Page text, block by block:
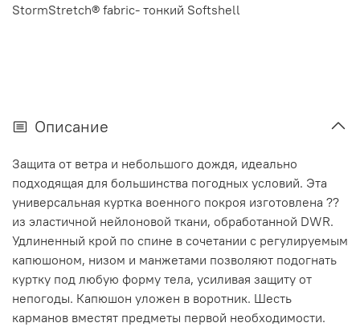
StormStretch® fabric- тонкий Softshell
Описание
Защита от ветра и небольшого дождя, идеально
подходящая для большинства погодных условий. Эта
универсальная куртка военного покроя изготовлена ??
из эластичной нейлоновой ткани, обработанной DWR.
Удлиненный крой по спине в сочетании с регулируемым
капюшоном, низом и манжетами позволяют подогнать
куртку под любую форму тела, усиливая защиту от
непогоды. Капюшон уложен в воротник. Шесть
карманов вместят предметы первой необходимости.